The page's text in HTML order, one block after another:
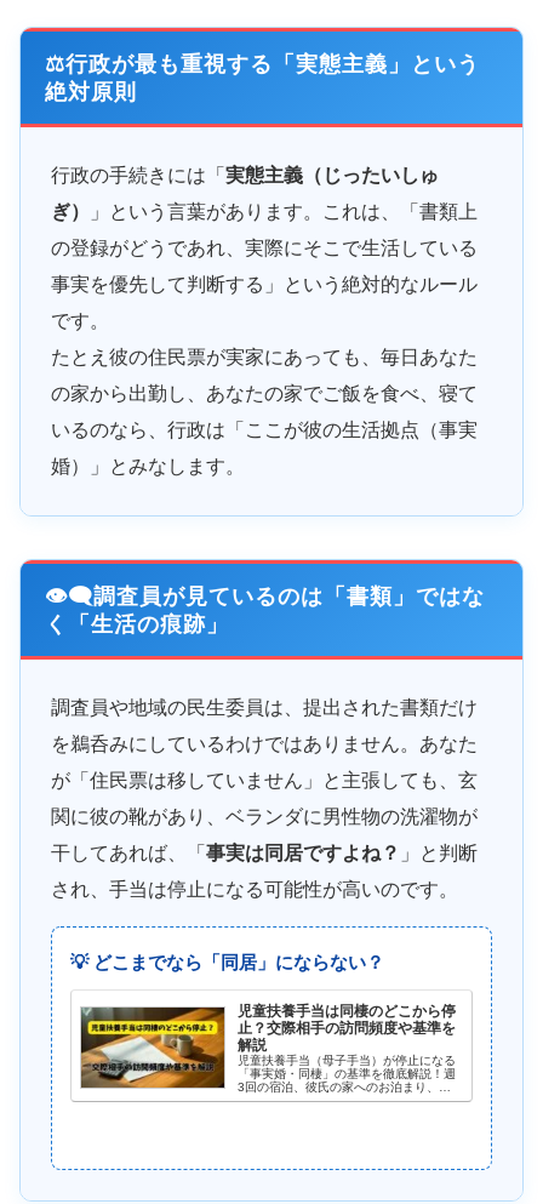
⚖️行政が最も重視する「実態主義」という
絶対原則
行政の手続きには「 実態主義（じったいしゅ
ぎ）
」という言葉があります。これは、「書類上
の登録がどうであれ、実際にそこで生活している
事実を優先して判断する」という絶対的なルール
です。
たとえ彼の住民票が実家にあっても、毎日あなた
の家から出勤し、あなたの家でご飯を食べ、寝て
いるのなら、行政は「ここが彼の生活拠点（事実
婚）」とみなします。
👁️‍🗨️調査員が見ているのは「書類」ではな
く「生活の痕跡」
調査員や地域の民生委員は、提出された書類だけ
を鵜呑みにしているわけではありません。あなた
が「住民票は移していません」と主張しても、玄
関に彼の靴があり、ベランダに男性物の洗濯物が
干してあれば、「 事実は同居ですよね？ 」と判断
され、手当は停止になる可能性が高いのです。
💡 どこまでなら「同居」にならない？
児童扶養手当は同棲のどこから停
止？交際相手の訪問頻度や基準を
解説
児童扶養手当（母子手当）が停止になる
「事実婚・同棲」の基準を徹底解説！週
3回の宿泊、彼氏の家へのお泊まり、デ
ート代の奢りなど、行政がチェックする